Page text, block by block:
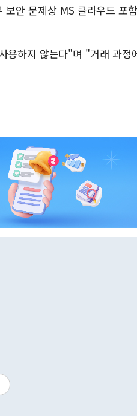
안 문제상 MS 클라우드 포
용하지 않는다"며 "거래 과정